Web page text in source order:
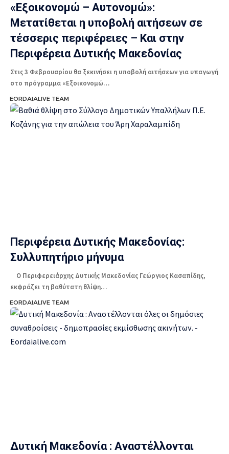
«Εξοικονομώ – Αυτονομώ»:
Μετατίθεται η υποβολή αιτήσεων σε
τέσσερις περιφέρειες – Και στην
Περιφέρεια Δυτικής Μακεδονίας
Στις 3 Φεβρουαρίου θα ξεκινήσει η υποβολή αιτήσεων για υπαγωγή
στο πρόγραμμα «Εξοικονομώ…
EORDAIALIVE TEAM
Περιφέρεια Δυτικής Μακεδονίας:
Συλλυπητήριο μήνυμα
Ο Περιφερειάρχης Δυτικής Μακεδονίας Γεώργιος Κασαπίδης,
εκφράζει τη βαθύτατη θλίψη…
EORDAIALIVE TEAM
Δυτική Μακεδονία : Aναστέλλονται